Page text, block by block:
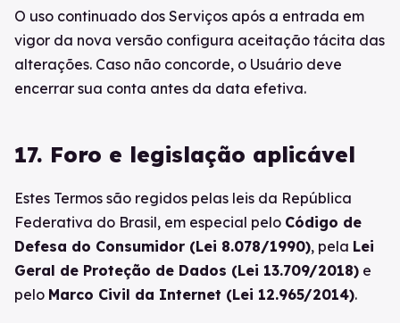
O uso continuado dos Serviços após a entrada em
vigor da nova versão configura aceitação tácita das
alterações. Caso não concorde, o Usuário deve
encerrar sua conta antes da data efetiva.
17. Foro e legislação aplicável
Estes Termos são regidos pelas leis da República
Federativa do Brasil, em especial pelo Código de
Defesa do Consumidor (Lei 8.078/1990), pela Lei
Geral de Proteção de Dados (Lei 13.709/2018) e
pelo Marco Civil da Internet (Lei 12.965/2014).